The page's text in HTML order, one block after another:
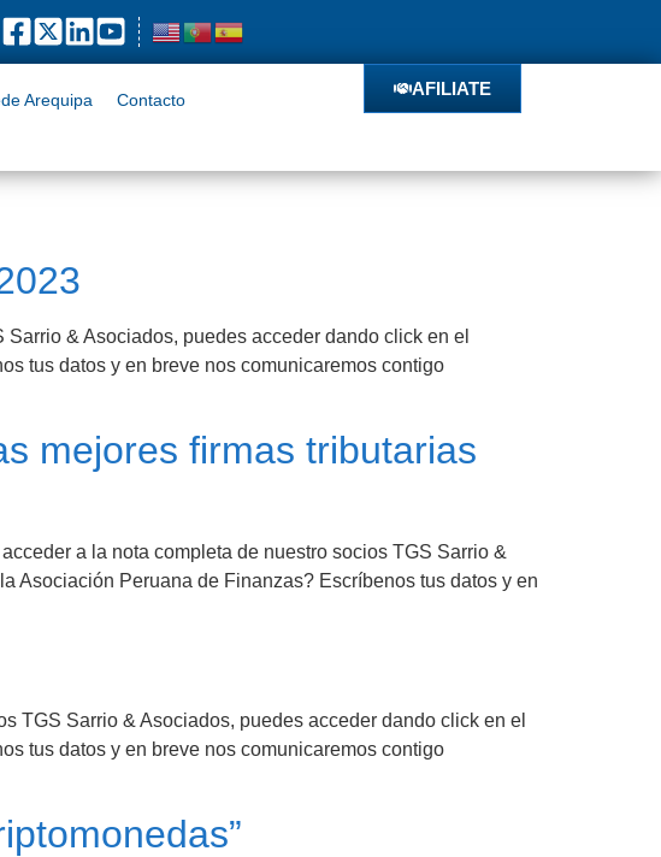
Contacto AFILIATE
Arequipa Contacto
AFILIATE
& Asociados, puedes acceder dando click en el
tus datos y en breve nos comunicaremos contigo
mejores firmas tributarias
a la nota completa de nuestro socios TGS Sarrio &
Asociación Peruana de Finanzas? Escríbenos tus datos y en
TGS Sarrio & Asociados, puedes acceder dando click en el
tus datos y en breve nos comunicaremos contigo